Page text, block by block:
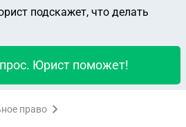
подскажет, что делать
Юрист поможет!
право